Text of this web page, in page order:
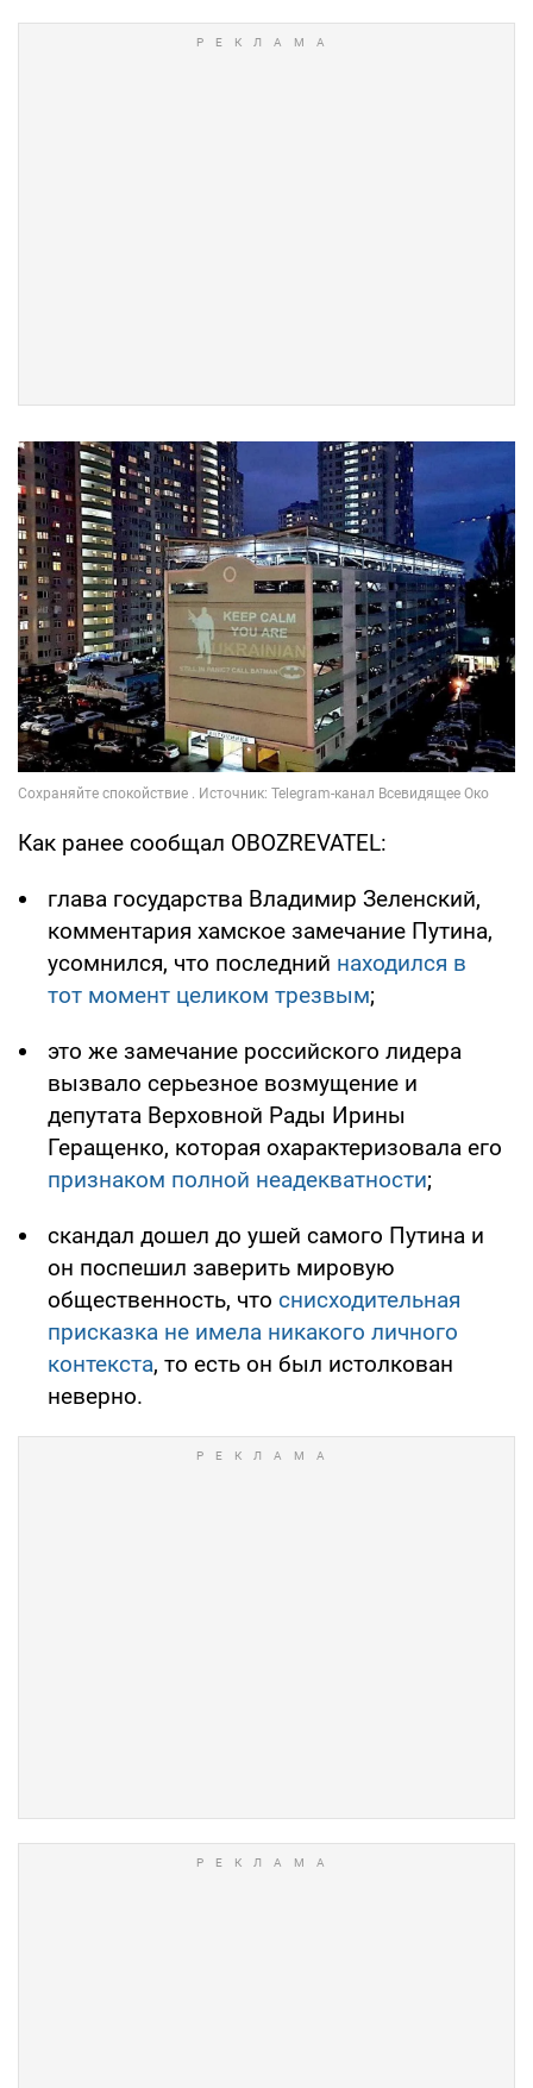
Как ранее сообщал OBOZREVATEL:
глава государства Владимир Зеленский,
комментария хамское замечание Путина,
усомнился, что последний находился в
тот момент целиком трезвым;
это же замечание российского лидера
вызвало серьезное возмущение и
депутата Верховной Рады Ирины
Геращенко, которая охарактеризовала его
признаком полной неадекватности;
скандал дошел до ушей самого Путина и
он поспешил заверить мировую
общественность, что снисходительная
присказка не имела никакого личного
контекста, то есть он был истолкован
неверно.